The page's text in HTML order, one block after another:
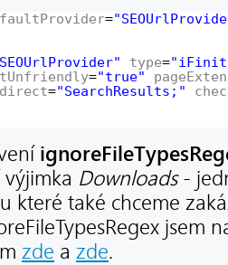
=
type=
="true"
="SearchResults;"
Downloads-
které také chceme
jsem
zde a zde.